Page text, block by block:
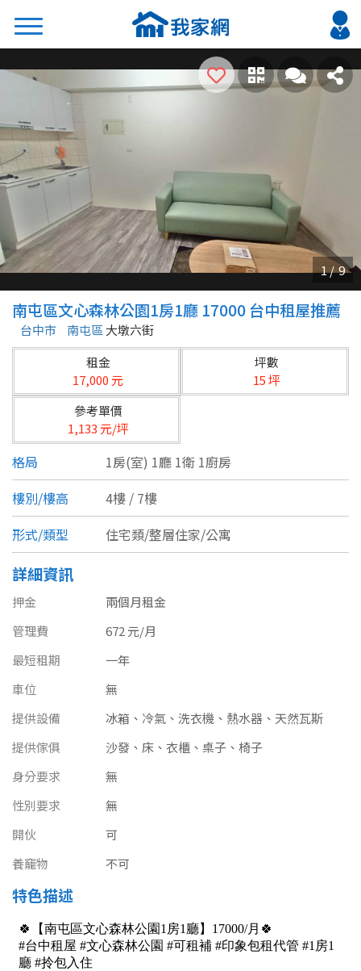
搜尋
2026 台北降價好屋限量釋出
2026 新北降價好屋限量釋出
2026 台中降價好屋限量釋出
2026 台南降價好屋限量釋出
2026 高雄降價好屋限量釋出
縣市
不限
台北市
基隆市
新北市
宜蘭縣
桃園市
新竹市
彰化縣
南投縣
嘉義市
嘉義縣
台南市
澎湖縣
區域
類型(可複選)
不拘 公寓 電梯大樓
別墅
廠辦 倉庫
坪數
不拘
20坪以下
20~30 坪
~ 坪
南屯區文心森林公園1房1廳 17000 台中租屋推薦
台中市 南屯區 大墩六街
租金
17,000 元
坪數
15 坪
參考單價
1,133 元/坪
格局
1房(室) 1廳 1衛 1廚房
樓別/樓高
4樓 / 7樓
形式/類型
住宅類/整層住家/公寓
詳細資訊
押金
兩個月租金
管理費
672 元/月
最短租期
一年
車位
無
提供設備
冰箱、冷氣、洗衣機、熱水器、天然瓦斯
提供傢俱
沙發、床、衣櫃、桌子、椅子
身分要求
無
性別要求
無
開伙
可
養竉物
不可
特色描述